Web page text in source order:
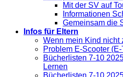
Mit der SV auf
Informationen
Gemeinsam die
Infos für Eltern
Wenn mein Kind nicht
Problem E-Scooter
Bücherlisten 7-10
Lernen
Bücherlisten 7-10